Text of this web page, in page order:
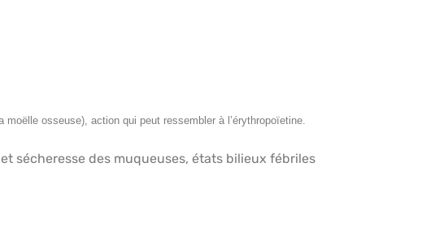
osseuse), action qui peut ressembler à l’érythropoïetine.
sécheresse des muqueuses, états bilieux fébriles